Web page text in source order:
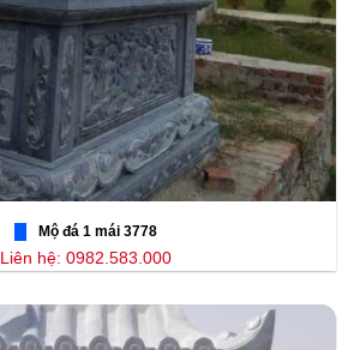
Mộ đá 1 mái 3778
Liên hệ: 0982.583.000